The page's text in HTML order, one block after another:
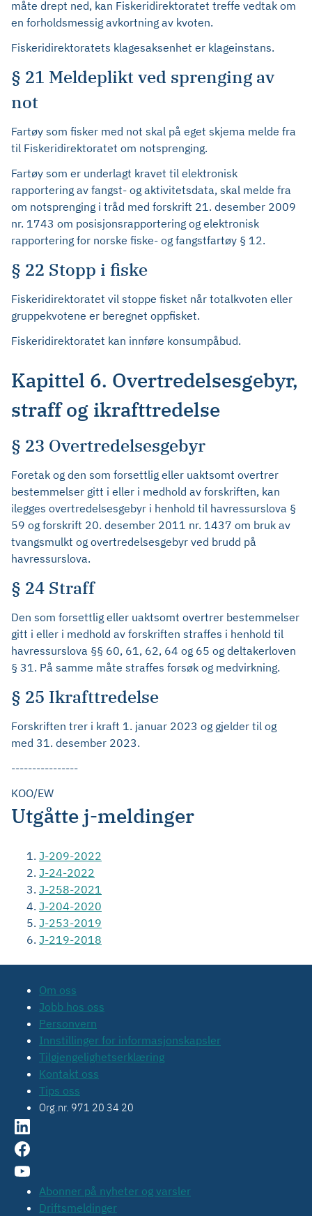
måte drept ned, kan Fiskeridirektoratet treffe vedtak om
en forholdsmessig avkortning av kvoten.
Fiskeridirektoratets klagesaksenhet er klageinstans.
§ 21 Meldeplikt ved sprenging av
not
Fartøy som fisker med not skal på eget skjema melde fra
til Fiskeridirektoratet om notsprenging.
Fartøy som er underlagt kravet til elektronisk
rapportering av fangst- og aktivitetsdata, skal melde fra
om notsprenging i tråd med forskrift 21. desember 2009
nr. 1743 om posisjonsrapportering og elektronisk
rapportering for norske fiske- og fangstfartøy § 12.
§ 22 Stopp i fiske
Fiskeridirektoratet vil stoppe fisket når totalkvoten eller
gruppekvotene er beregnet oppfisket.
Fiskeridirektoratet kan innføre konsumpåbud.
Kapittel 6. Overtredelsesgebyr,
straff og ikrafttredelse
§ 23 Overtredelsesgebyr
Foretak og den som forsettlig eller uaktsomt overtrer
bestemmelser gitt i eller i medhold av forskriften, kan
ilegges overtredelsesgebyr i henhold til havressurslova §
59 og forskrift 20. desember 2011 nr. 1437 om bruk av
tvangsmulkt og overtredelsesgebyr ved brudd på
havressurslova.
§ 24 Straff
Den som forsettlig eller uaktsomt overtrer bestemmelser
gitt i eller i medhold av forskriften straffes i henhold til
havressurslova §§ 60, 61, 62, 64 og 65 og deltakerloven
§ 31. På samme måte straffes forsøk og medvirkning.
§ 25 Ikrafttredelse
Forskriften trer i kraft 1. januar 2023 og gjelder til og
med 31. desember 2023.
----------------
KOO/EW
Utgåtte j-meldinger
J-209-2022
J-24-2022
J-258-2021
J-204-2020
J-253-2019
J-219-2018
Om oss
Jobb hos oss
Personvern
Innstillinger for informasjonskapsler
Tilgjengelighetserklæring
Kontakt oss
Tips oss
Org.nr. 971 20 34 20
Abonner på nyheter og varsler
Driftsmeldinger